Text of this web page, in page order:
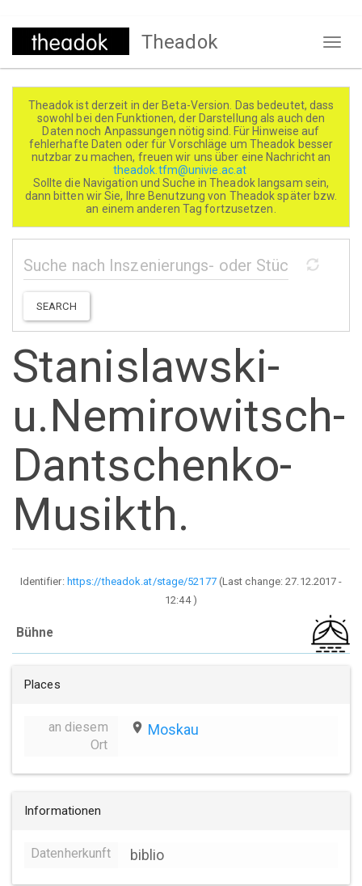
Direkt
Theadok
Theadok ist derzeit in der Beta-Version. Das bedeutet, dass
sowohl bei den Funktionen, der Darstellung als auch den
Daten noch Anpassungen nötig sind. Für Hinweise auf
fehlerhafte Daten oder für Vorschläge um Theadok besser
nutzbar zu machen, freuen wir uns über eine Nachricht an
theadok.tfm@univie.ac.at
Sollte die Navigation und Suche in Theadok langsam sein,
dann bitten wir Sie, Ihre Benutzung von Theadok später bzw.
an einem anderen Tag fortzusetzen.
SEARCH
Stanislawski-
u.Nemirowitsch-
Dantschenko-
Musikth.
Identifier: https://theadok.at/stage/52177(Last change:27.12.2017 -
12:44)
Bühne
Places
an diesem
Ort
place Moskau
Informationen
Datenherkunft biblio